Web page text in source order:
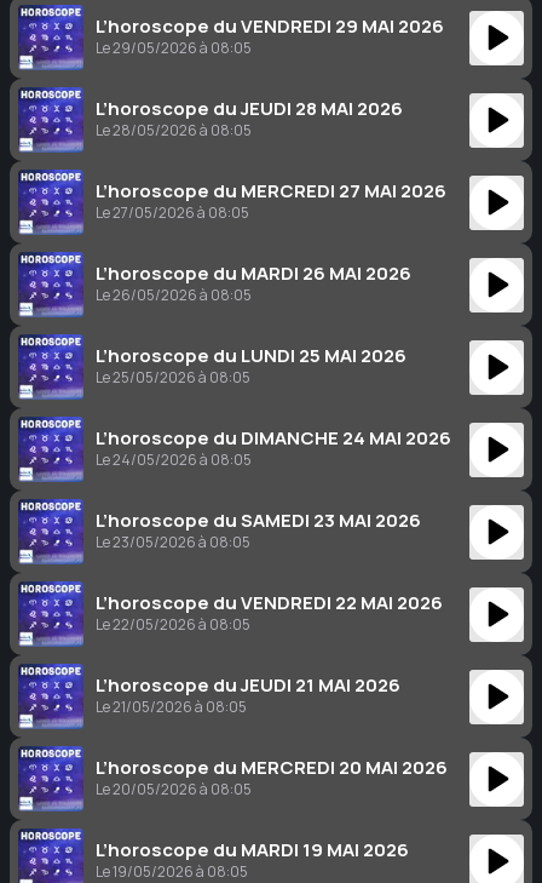
L’horoscope du VENDREDI 29 MAI 2026
Le 29/05/2026 à 08:05
L’horoscope du JEUDI 28 MAI 2026
Le 28/05/2026 à 08:05
L’horoscope du MERCREDI 27 MAI 2026
Le 27/05/2026 à 08:05
L’horoscope du MARDI 26 MAI 2026
Le 26/05/2026 à 08:05
L’horoscope du LUNDI 25 MAI 2026
Le 25/05/2026 à 08:05
L’horoscope du DIMANCHE 24 MAI 2026
Le 24/05/2026 à 08:05
L’horoscope du SAMEDI 23 MAI 2026
Le 23/05/2026 à 08:05
L’horoscope du VENDREDI 22 MAI 2026
Le 22/05/2026 à 08:05
L’horoscope du JEUDI 21 MAI 2026
Le 21/05/2026 à 08:05
L’horoscope du MERCREDI 20 MAI 2026
Le 20/05/2026 à 08:05
L’horoscope du MARDI 19 MAI 2026
Le 19/05/2026 à 08:05